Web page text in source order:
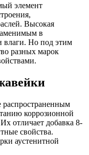
элемент
Высокая
в
влаги. Но под этим
разных марок
распространенным
коррозионной
отличает добавка 8-
свойства.
аустенитной